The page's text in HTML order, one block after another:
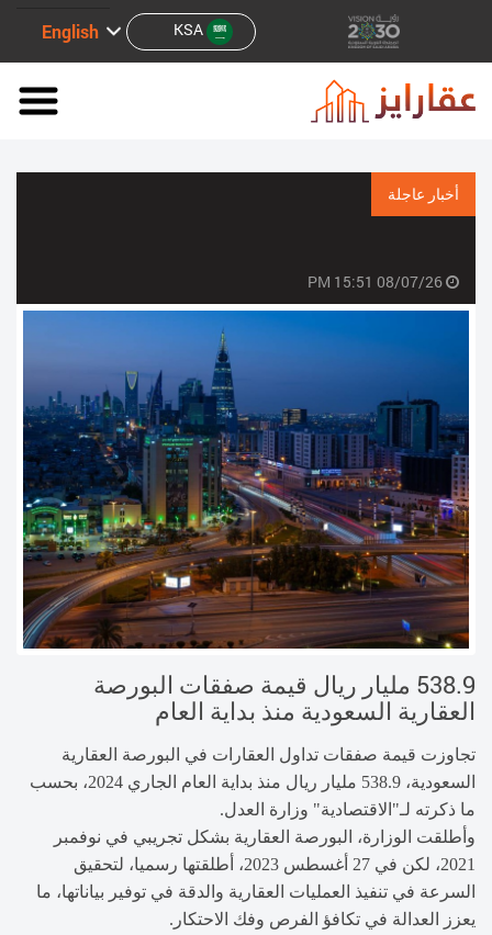
KSA
English
أخبار عاجلة
538.9 مليار ريال قيمة صفقات البورصة
العقارية السعودية منذ بداية العام
تجاوزت قيمة صفقات تداول العقارات في البورصة العقارية
السعودية، 538.9 مليار ريال منذ بداية العام الجاري 2024، بحسب
ما ذكرته لـ"الاقتصادية" وزارة العدل.
وأطلقت الوزارة، البورصة العقارية بشكل تجريبي في نوفمبر
2021، لكن في 27 أغسطس 2023، أطلقتها رسميا، لتحقيق
السرعة في تنفيذ العمليات العقارية والدقة في توفير بياناتها، ما
يعزز العدالة في تكافؤ الفرص وفك الاحتكار.